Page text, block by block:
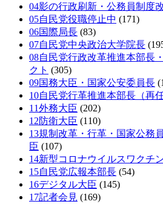
04影の行政刷新・公務員制度
05自民党役職停止中 (171)
06国際局長 (83)
07自民党中央政治大学院長
08自民党行政改革推進本部長
クト (305)
09国務大臣・国家公安委員長
10自民党行革推進本部長（再任
11外務大臣 (202)
12防衛大臣 (110)
13規制改革・行革・国家公務
臣 (107)
14新型コロナウイルスワクチ
15自民党広報本部長 (54)
16デジタル大臣 (145)
17記者会見 (169)